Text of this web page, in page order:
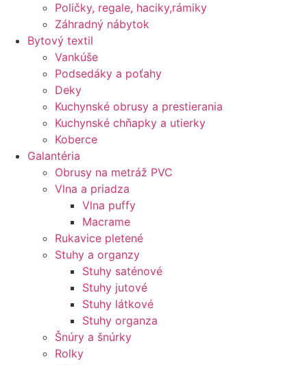
Poličky, regale, haciky,rámiky
Záhradný nábytok
Bytový textil
Vankúše
Podsedáky a poťahy
Deky
Kuchynské obrusy a prestierania
Kuchynské chňapky a utierky
Koberce
Galantéria
Obrusy na metráž PVC
Vlna a priadza
Vlna puffy
Macrame
Rukavice pletené
Stuhy a organzy
Stuhy saténové
Stuhy jutové
Stuhy látkové
Stuhy organza
Šnúry a šnúrky
Rolky